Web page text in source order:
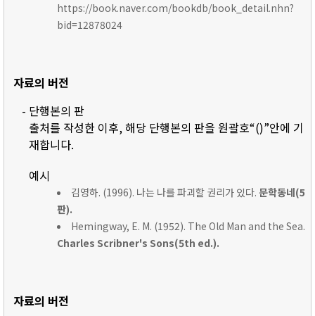
https://book.naver.com/bookdb/book_detail.nhn?
bid=12878024
자료의 버전
- 단행본의 판
출처를 작성한 이후, 해당 단행본의 판을 원괄호“()”안에 기
재합니다.
예시
김영하. (1996). 나는 나를 파괴할 권리가 있다. 문학동네(5
판).
Hemingway, E. M. (1952). The Old Man and the Sea.
Charles Scribner's Sons(5th ed.).
자료의 버전